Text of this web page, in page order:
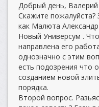
Добрый день,
Скажите пожалуйста?
как Малюта
Новый Универсум .
направлена его
однозначно с этим
есть подозрения что
созданием новой
порядка.
Второй вопрос.